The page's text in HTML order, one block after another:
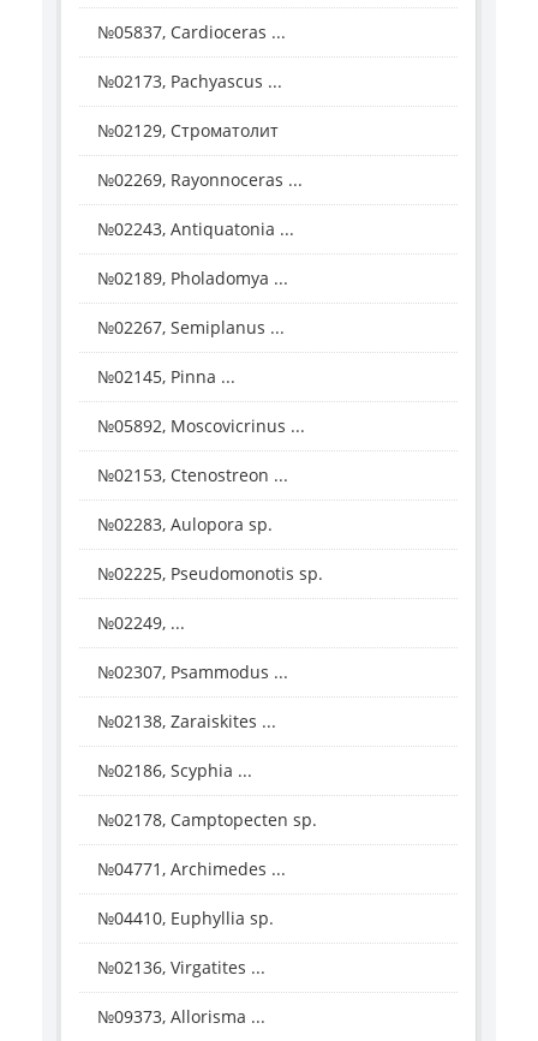
№05837, Cardioceras ...
№02173, Pachyascus ...
№02129, Строматолит
№02269, Rayonnoceras ...
№02243, Antiquatonia ...
№02189, Pholadomya ...
№02267, Semiplanus ...
№02145, Pinna ...
№05892, Moscovicrinus ...
№02153, Ctenostreon ...
№02283, Aulopora sp.
№02225, Pseudomonotis sp.
№02249, ...
№02307, Psammodus ...
№02138, Zaraiskites ...
№02186, Scyphia ...
№02178, Camptopecten sp.
№04771, Archimedes ...
№04410, Euphyllia sp.
№02136, Virgatites ...
№09373, Allorisma ...